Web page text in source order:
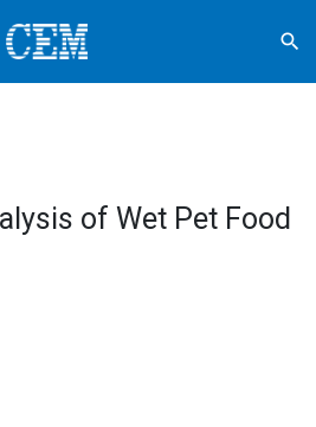
search
of Wet Pet Food